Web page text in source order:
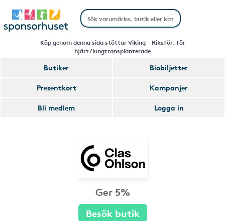
Köp genom denna sida stöttar Viking - Riksför. för
hjärt/lungtransplanterade
Butiker
Biobiljetter
Presentkort
Kampanjer
Bli medlem
Logga in
Ger 5%
Besök butik